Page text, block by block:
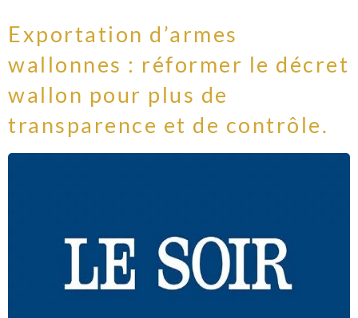
Exportation d’armes
wallonnes : réformer le décret
wallon pour plus de
transparence et de contrôle.